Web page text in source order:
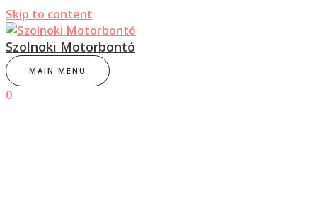
Skip to content
Szolnoki Motorbontó
MAIN MENU
0